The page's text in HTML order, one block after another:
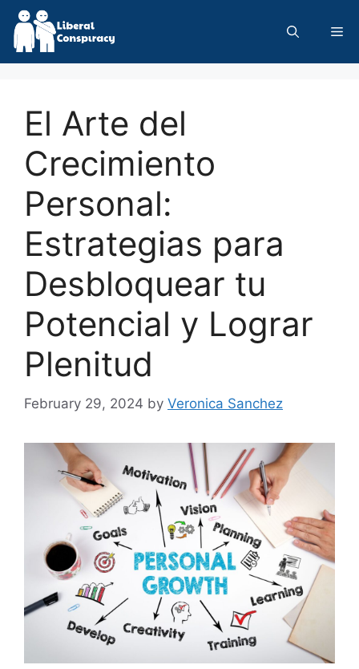
Skip
content
El Arte del
Crecimiento
Personal:
Estrategias para
Desbloquear tu
Potencial y Lograr
Plenitud
February 29, 2024 by Veronica Sanchez